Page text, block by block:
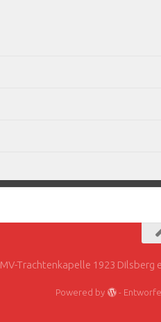
MV-Trachtenkapelle 1923 Dilsberg
Powered by -